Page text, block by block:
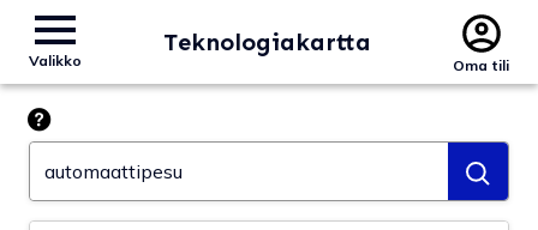
Valikko
Teknologiakartta
Oma tili